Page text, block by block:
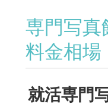
専門写
料金相場
就活専門